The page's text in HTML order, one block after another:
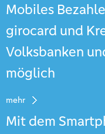
Mobiles
girocard und
Volksbanken
möglich
mehr
Mit dem